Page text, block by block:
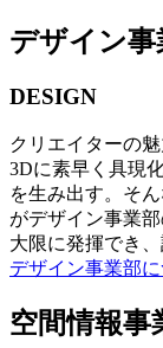
デザイン事
DESIGN
クリエイターの
3Dに素早く具現
を生み出す。そ
がデザイン事業
大限に発揮でき
デザイン事業部
空間情報事